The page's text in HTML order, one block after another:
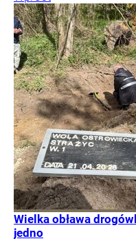
Wielka obława
jedno